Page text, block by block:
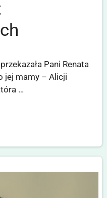
Pani Renata
jej mamy – Alicji
…